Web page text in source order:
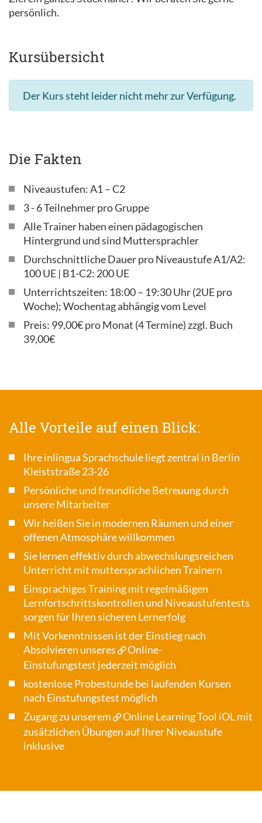
persönlich.
Kursübersicht
Der Kurs steht leider nicht mehr zur Verfügung.
Die Fakten
Niveaustufen: A1 – C2
3 - 6 Teilnehmer pro Gruppe
Alle Trainer haben einen pädagogischen
Hintergrund und sind Muttersprachler
Durchschnittliche Dauer pro Niveaustufe A1/A2:
100 UE | B1-C2: 200 UE
Unterrichtszeiten: 18:00 – 19:30 Uhr (2UE pro
Woche); Wochentag abhängig vom Level
Preis: 99,00€ pro Monat (4 Termine) zzgl. Buch
39,00€
Alle Vorteile auf einen Blick:
Ihre inlingua Sprachschule liegt zentral in Berlin
Kleiststraße 23-26
Persönliche und freundliche Betreuung durch
unsere Mitarbeiter
Wir heißen Sie in modernen Räumen und einer
offenen Atmosphäre willkommen
Sie lernen effektiv durch abwechslungsreichen
Unterricht mit muttersprachlichen Trainern
Einsprachiges Training mit regelmäßigen
Lernfortschrittskontrollen und Niveaustufentests
sorgen für Ihren sicheren Lernerfolg
Mit Vorkenntnissen ist der Einstieg nach
Absolvieren unseres
Online-
Einstufungstest jederzeit möglich
kostenlose Probestunde bei laufenden Kursen
nach Einstufungstest möglich
Zugang zu unserem
Online Learning Tool iOLmit
zusätzlichen Übungen auf Ihrer Niveaustufe
inklusive